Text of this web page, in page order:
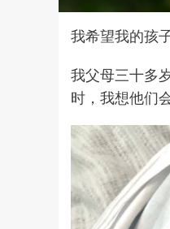
我希望我的孩
我父母三十多
时，我想他们